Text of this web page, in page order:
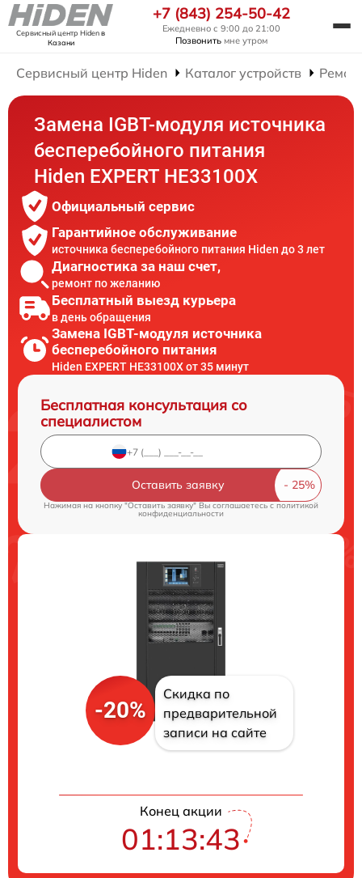
Сервисный центр Hidenв
Казани
+7 (843) 254-50-42
Ежедневно с 9:00 до 21:00
Позвонить мне утром
Сервисный центр Hiden Каталог устройств
Замена IGBT-модуля источника
бесперебойного питания
Hiden EXPERT HE33100X
Официальный сервис
Гарантийное обслуживание
источника бесперебойного питания Hiden до 3 лет
Диагностика за наш счет,
ремонт по желанию
Бесплатный выезд курьера
в день обращения
Замена IGBT-модуля источника
бесперебойного питания
Hiden EXPERT HE33100X от 35 минут
Бесплатная консультация со
специалистом
Оставить заявку
Нажимая на кнопку "Оставить заявку" Вы соглашаетесь c политикой
конфиденциальности
-20%
Скидка по
предварительной
записи на сайте
Конец акции
01:13:42